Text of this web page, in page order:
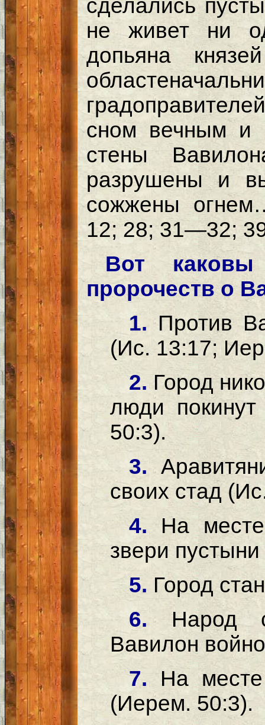
сделались
не живет ни
допьяна
сном вечным и
стены
разрушены и
сожжены
12; 28; 31—32;
Вот
пророчеств о
1. Против
(Ис. 13:17;
2. Город
люди
50:3).
3.
своих стад
4.
На
звери
5. Город
6.
Народ
Вавилон
7.
На
(Иерем. 50:3).